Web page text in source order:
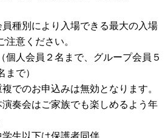
入場できる最大の入場
意ください。
まで、グループ会員５
で）
みは無効となります。
族でも楽しめるよう年
保護者同伴。